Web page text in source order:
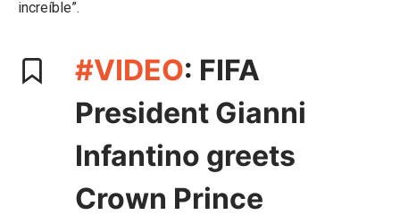
increíble”.
#VIDEO: FIFA
President Gianni
Infantino greets
Crown Prince